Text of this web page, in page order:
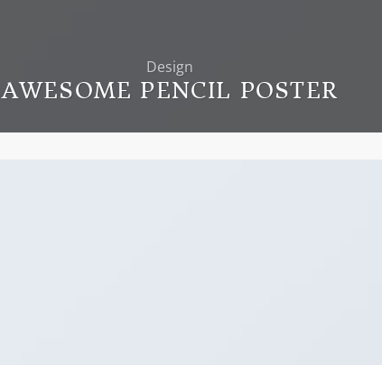
Design
AWESOME PENCIL POSTER